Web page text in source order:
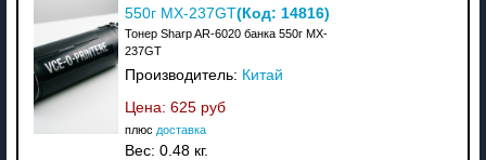
550г MX-237GT(Код: 14816)
Тонер Sharp AR-6020 банка 550г MX-
237GT
Производитель: Китай
Цена: 625 руб
плюс доставка
Вес: 0.48 кг.